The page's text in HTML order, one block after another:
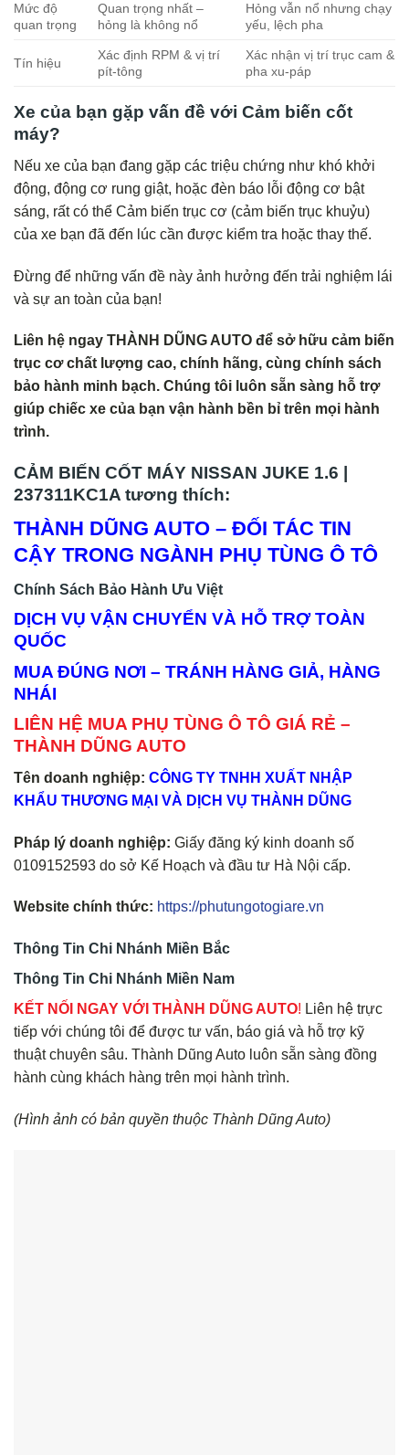
Mức độ
quan trọng
Quan trọng nhất –
hỏng là không nổ
Hỏng vẫn nổ nhưng chạy
yếu, lệch pha
Tín hiệu
Xác định RPM & vị trí
pít-tông
Xác nhận vị trí trục cam &
pha xu-páp
Xe của bạn gặp vấn đề với Cảm biến cốt
máy?
Nếu xe của bạn đang gặp các triệu chứng như khó khởi
động, động cơ rung giật, hoặc đèn báo lỗi động cơ bật
sáng, rất có thể Cảm biến trục cơ (cảm biến trục khuỷu)
của xe bạn đã đến lúc cần được kiểm tra hoặc thay thế.
Đừng để những vấn đề này ảnh hưởng đến trải nghiệm lái
và sự an toàn của bạn!
Liên hệ ngay THÀNH DŨNG AUTO để sở hữu cảm biến
trục cơ chất lượng cao, chính hãng, cùng chính sách
bảo hành minh bạch. Chúng tôi luôn sẵn sàng hỗ trợ
giúp chiếc xe của bạn vận hành bền bỉ trên mọi hành
trình.
CẢM BIẾN CỐT MÁY NISSAN JUKE 1.6 |
237311KC1A tương thích:
THÀNH DŨNG AUTO – ĐỐI TÁC TIN
CẬY TRONG NGÀNH PHỤ TÙNG Ô TÔ
Chính Sách Bảo Hành Ưu Việt
DỊCH VỤ VẬN CHUYỂN VÀ HỖ TRỢ TOÀN
QUỐC
MUA ĐÚNG NƠI – TRÁNH HÀNG GIẢ, HÀNG
NHÁI
LIÊN HỆ MUA PHỤ TÙNG Ô TÔ GIÁ RẺ –
THÀNH DŨNG AUTO
Tên doanh nghiệp: CÔNG TY TNHH XUẤT NHẬP
KHẨU THƯƠNG MẠI VÀ DỊCH VỤ THÀNH DŨNG
Pháp lý doanh nghiệp: Giấy đăng ký kinh doanh số
0109152593 do sở Kế Hoạch và đầu tư Hà Nội cấp.
Website chính thức: https://phutungotogiare.vn
Thông Tin Chi Nhánh Miền Bắc
Thông Tin Chi Nhánh Miền Nam
KẾT NỐI NGAY VỚI THÀNH DŨNG AUTO! Liên hệ trực
tiếp với chúng tôi để được tư vấn, báo giá và hỗ trợ kỹ
thuật chuyên sâu. Thành Dũng Auto luôn sẵn sàng đồng
hành cùng khách hàng trên mọi hành trình.
(Hình ảnh có bản quyền thuộc Thành Dũng Auto)